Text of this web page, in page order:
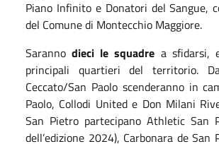
Piano Infinito e Donatori del Sangue,
del Comune di Montecchio Maggiore.
Saranno dieci le squadre a sfidarsi,
principali quartieri del territorio.
Ceccato/San Paolo scenderanno in
Paolo, Collodi United e Don Milani
San Pietro partecipano Athletic San
dell’edizione 2024), Carbonara de San